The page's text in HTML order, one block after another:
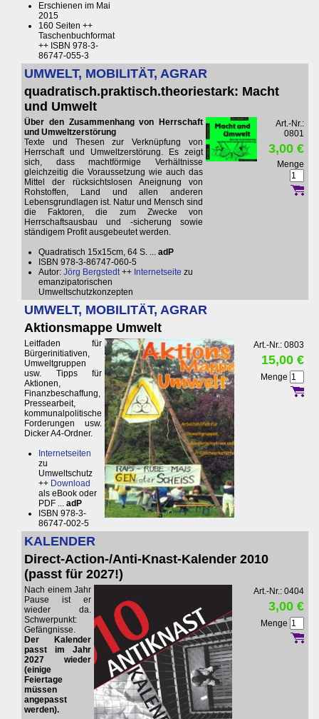
Erschienen im Mai
2015
160 Seiten ++
Taschenbuchformat
++ ISBN 978-3-
86747-055-3
UMWELT, MOBILITÄT, AGRAR
quadratisch.praktisch.theoriestark: Macht
und Umwelt
Über den Zusammenhang von Herrschaft
und Umweltzerstörung
Texte und Thesen zur Verknüpfung von
Herrschaft und Umweltzerstörung. Es zeigt
sich, dass machtförmige Verhältnisse
gleichzeitig die Voraussetzung wie auch das
Mittel der rücksichtslosen Aneignung von
Rohstoffen, Land und allen anderen
Lebensgrundlagen ist. Natur und Mensch sind
die Faktoren, die zum Zwecke von
Herrschaftsausbau und -sicherung sowie
ständigem Profit ausgebeutet werden.
Quadratisch 15x15cm, 64 S. ... adP
ISBN 978-3-86747-060-5
Autor: Jörg Bergstedt++ Internetseite zu
emanzipatorischen
Umweltschutzkonzepten
Art.-Nr.:
0801
3,00 €
Menge
UMWELT, MOBILITÄT, AGRAR
Aktionsmappe Umwelt
Leitfaden für
Bürgerinitiativen,
Umweltgruppen
usw. Tipps für
Aktionen,
Finanzbeschaffung,
Pressearbeit,
kommunalpolitische
Forderungen usw.
Dicker A4-Ordner.
Internetseiten
zu
Umweltschutz
++ Download
als eBook oder
PDF ... adP
ISBN 978-3-
86747-002-5
Art.-Nr.: 0803
15,00 €
Menge
KALENDER
Direct-Action-/Anti-Knast-Kalender 2010
(passt für 2027!)
Nach einem Jahr
Pause ist er
wieder da.
Schwerpunkt:
Gefängnisse.
Der Kalender
passt im Jahr
2027 wieder
(einige
Feiertage
müssen
angepasst
werden).
Art.-Nr.: 0404
3,00 €
Menge